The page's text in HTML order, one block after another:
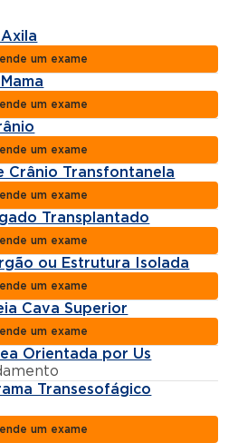
um exame
um exame
um exame
Crânio Transfontanela
um exame
Transplantado
um exame
ou Estrutura Isolada
um exame
Cava Superior
um exame
Orientada por Us
Transesofágico
um exame